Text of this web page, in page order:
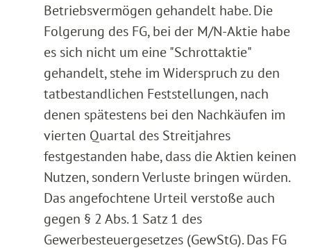
Betriebsvermögen gehandelt habe. Die
Folgerung des FG, bei der M/N-Aktie habe
es sich nicht um eine "Schrottaktie"
gehandelt, stehe im Widerspruch zu den
tatbestandlichen Feststellungen, nach
denen spätestens bei den Nachkäufen im
vierten Quartal des Streitjahres
festgestanden habe, dass die Aktien keinen
Nutzen, sondern Verluste bringen würden.
Das angefochtene Urteil verstoße auch
gegen § 2 Abs. 1 Satz 1 des
Gewerbesteuergesetzes (GewStG). Das FG